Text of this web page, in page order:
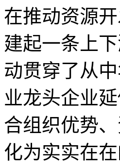
在推动资源
建起一条上
动贯穿了从
业龙头企业
合组织优势
化为实实在